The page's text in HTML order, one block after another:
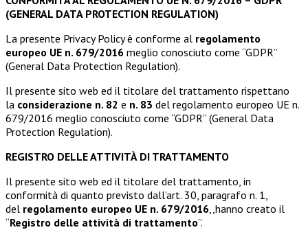
(GENERAL DATA PROTECTION REGULATION)
La presente Privacy Policy è conforme al regolamento
europeo UE n. 679/2016 meglio conosciuto come “GDPR”
(General Data Protection Regulation).
Il presente sito web ed il titolare del trattamento rispettano
la considerazione n. 82 e n. 83 del regolamento europeo UE n.
679/2016 meglio conosciuto come “GDPR” (General Data
Protection Regulation).
REGISTRO DELLE ATTIVITÀ DI TRATTAMENTO
Il presente sito web ed il titolare del trattamento, in
conformità di quanto previsto dall’art. 30, paragrafo n. 1,
del regolamento europeo UE n. 679/2016,,hanno creato il
“Registro delle attività di trattamento”.